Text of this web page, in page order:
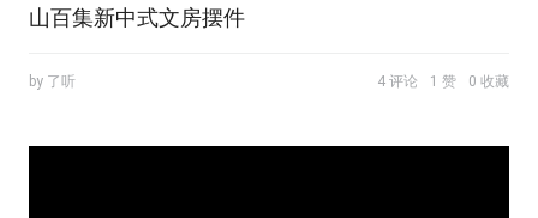
山百集新中式文房摆件
by 了听 4 评论 1 赞 0 收藏